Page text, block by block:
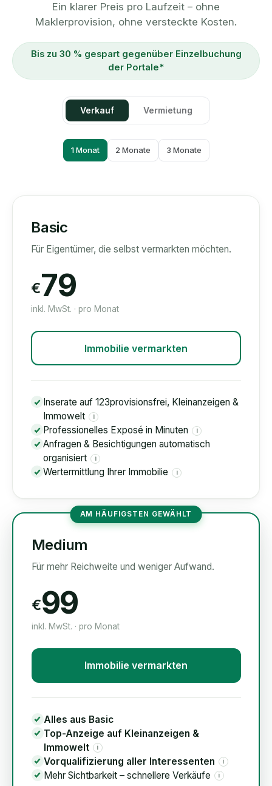
Ein klarer Preis pro Laufzeit – ohne
Maklerprovision, ohne versteckte Kosten.
Bis zu 30 % gespart gegenüber Einzelbuchung
der Portale*
Verkauf Vermietung
1 Monat 2 Monate 3 Monate
Basic
Für Eigentümer, die selbst vermarkten möchten.
€79
inkl. MwSt. · pro Monat
Immobilie vermarkten
Inserate auf 123provisionsfrei, Kleinanzeigen &
Immowelt
i
Professionelles Exposé in Minuten i
Anfragen & Besichtigungen automatisch
organisiert
i
Wertermittlung Ihrer Immobilie i
AM HÄUFIGSTEN GEWÄHLT
Medium
Für mehr Reichweite und weniger Aufwand.
€99
inkl. MwSt. · pro Monat
Immobilie vermarkten
Alles aus Basic
Top-Anzeige auf Kleinanzeigen &
Immowelt
i
Vorqualifizierung aller Interessenten i
Mehr Sichtbarkeit – schnellere Verkäufe i